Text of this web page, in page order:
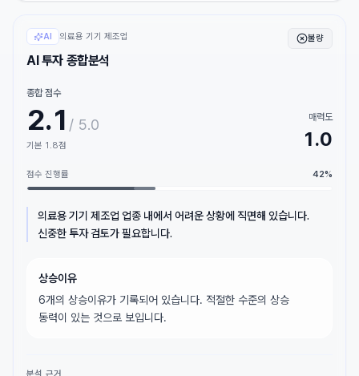
AI 의료용 기기 제조업
AI 투자 종합분석
불량
종합 점수
2.1 / 5.0
기본 1.8점
매력도
1.0
점수 진행률 42%
의료용 기기 제조업 업종 내에서 어려운 상황에 직면해 있습니다.
신중한 투자 검토가 필요합니다.
상승이유
6개의 상승이유가 기록되어 있습니다. 적절한 수준의 상승
동력이 있는 것으로 보입니다.